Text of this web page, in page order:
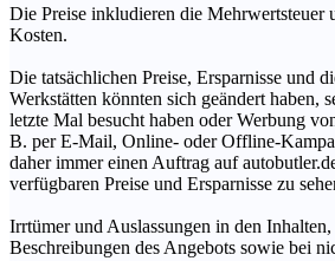
Die Preise inkludieren die Mehrwertsteuer
Kosten.
Die tatsächlichen Preise, Ersparnisse und
Werkstätten könnten sich geändert haben,
letzte Mal besucht haben oder Werbung
B. per E-Mail, Online- oder Offline-
daher immer einen Auftrag auf
verfügbaren Preise und Ersparnisse zu
Irrtümer und Auslassungen in den Inhalten,
Beschreibungen des Angebots sowie bei